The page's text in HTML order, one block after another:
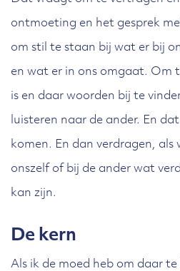
ontmoeting en het gesprek
om stil te staan bij wat er bij
en wat er in ons omgaat. Om
is en daar woorden bij te
luisteren naar de ander. En
komen. En dan verdragen, als
onszelf of bij de ander wat
kan zijn.
De kern
Als ik de moed heb om daar